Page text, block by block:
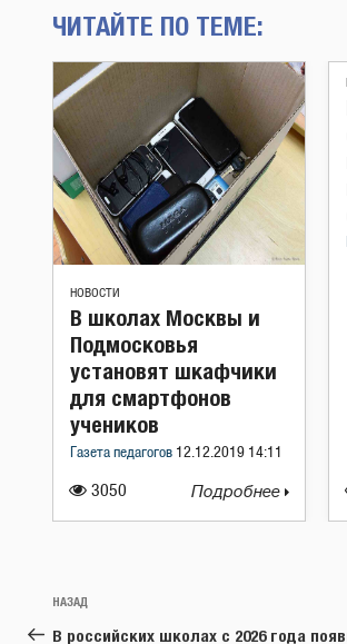
ЧИТАЙТЕ ПО ТЕМЕ:
НОВОСТИ
3050
В школах Москвы и
Подмосковья
установят шкафчики
для смартфонов
учеников
Газета педагогов 12.12.2019 14:11
Подробнее
Навигация
по
Предыдущая
запись:
НАЗАД
В российских школах с 2026 года